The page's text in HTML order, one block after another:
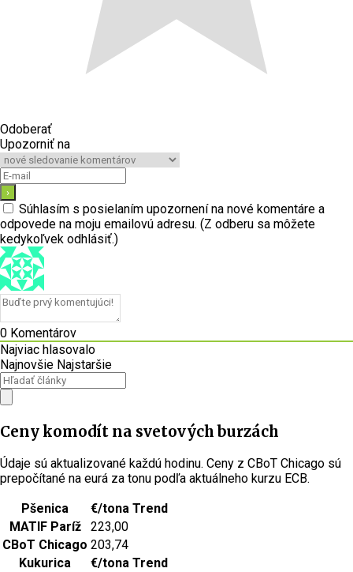
Odoberať
Upozorniť na
Súhlasím s posielaním upozornení na nové komentáre a
odpovede na moju emailovú adresu. (Z odberu sa môžete
kedykoľvek odhlásiť.)
0 Komentárov
Najviac hlasovalo
Najnovšie Najstaršie
Ceny komodít na svetových burzách
Údaje sú aktualizované každú hodinu. Ceny z CBoT Chicago sú
prepočítané na eurá za tonu podľa aktuálneho kurzu ECB.
Pšenica
€/tona Trend
MATIF Paríž
223,00
CBoT Chicago 203,74
Kukurica
€/tona Trend